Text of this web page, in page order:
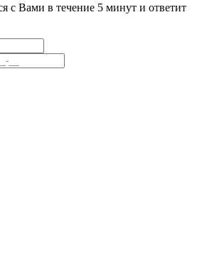
с Вами в течение 5 минут и ответит